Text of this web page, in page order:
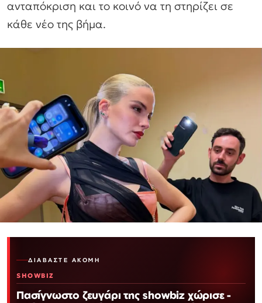
ανταπόκριση και το κοινό να τη στηρίζει σε
κάθε νέο της βήμα.
ΔΙΑΒΆΣΤΕ ΑΚΌΜΗ
SHOWBIZ
Πασίγνωστο ζευγάρι της showbiz χώρισε -